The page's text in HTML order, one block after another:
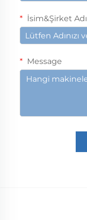
İsim&Şirket Adı
Message